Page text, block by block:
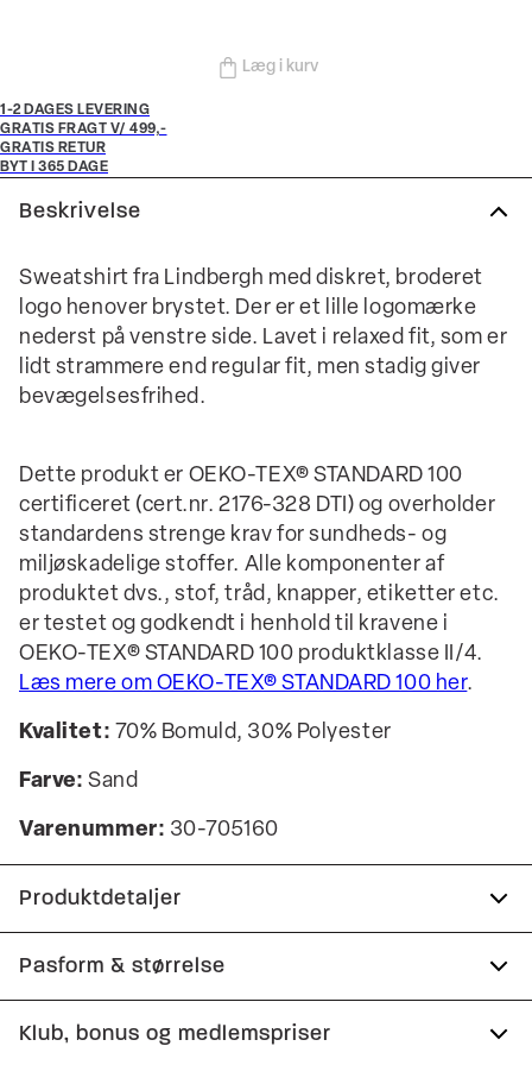
Læg i kurv
1-2 DAGES LEVERING
GRATIS FRAGT V/ 499,-
GRATIS RETUR
BYT I 365 DAGE
Beskrivelse
Sweatshirt fra Lindbergh med diskret, broderet
logo henover brystet. Der er et lille logomærke
nederst på venstre side. Lavet i relaxed fit, som er
lidt strammere end regular fit, men stadig giver
bevægelsesfrihed.
Dette produkt er OEKO-TEX® STANDARD 100
certificeret (cert.nr. 2176-328 DTI) og overholder
standardens strenge krav for sundheds- og
miljøskadelige stoffer. Alle komponenter af
produktet dvs., stof, tråd, knapper, etiketter etc.
er testet og godkendt i henhold til kravene i
OEKO-TEX® STANDARD 100 produktklasse II/4.
Læs mere om OEKO-TEX® STANDARD 100 her.
Kvalitet: 70% Bomuld, 30% Polyester
Farve: Sand
Varenummer: 30-705160
Produktdetaljer
Trøjen har rund hals.
Trøjen har ribstrik nederst på ærmerne samt på
trøjens nederste kant.
Pasform & størrelse
Fit:Relaxed fit
Klub, bonus og medlemspriser